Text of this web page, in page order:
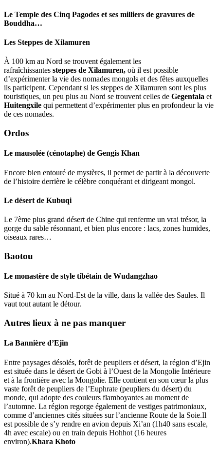
Le Temple des Cinq Pagodes et ses milliers de gravures de
Bouddha…
Les Steppes de Xilamuren
À 100 km au Nord se trouvent également les
rafraîchissantes steppes de Xilamuren, où il est possible
d’expérimenter la vie des nomades mongols et des fêtes auxquelles
ils participent. Cependant si les steppes de Xilamuren sont les plus
touristiques, un peu plus au Nord se trouvent celles de Gegentala et
Huitengxile qui permettent d’expérimenter plus en profondeur la vie
de ces nomades.
Ordos
Le mausolée (cénotaphe) de Gengis Khan
Encore bien entouré de mystères, il permet de partir à la découverte
de l’histoire derrière le célèbre conquérant et dirigeant mongol.
Le désert de Kubuqi
Le 7ème plus grand désert de Chine qui renferme un vrai trésor, la
gorge du sable résonnant, et bien plus encore : lacs, zones humides,
oiseaux rares…
Baotou
Le monastère de style tibétain de Wudangzhao
Situé à 70 km au Nord-Est de la ville, dans la vallée des Saules. Il
vaut tout autant le détour.
Autres lieux à ne pas manquer
La Bannière d’Ejin
Entre paysages désolés, forêt de peupliers et désert, la région d’Ejin
est située dans le désert de Gobi à l’Ouest de la Mongolie Intérieure
et à la frontière avec la Mongolie. Elle contient en son cœur la plus
vaste forêt de peupliers de l’Euphrate (peupliers du désert) du
monde, qui adopte des couleurs flamboyantes au moment de
l’automne. La région regorge également de vestiges patrimoniaux,
comme d’anciennes cités situées sur l’ancienne Route de la Soie.Il
est possible de s’y rendre en avion depuis Xi’an (1h40 sans escale,
4h avec escale) ou en train depuis Hohhot (16 heures
environ).Khara Khoto